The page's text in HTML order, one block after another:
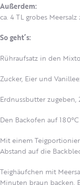
Außerdem:
ca. 4 TL grobes
So geht´s:
Rühraufsatz in den
Zucker, Eier und
Erdnussbutter
Den Backofen auf
Mit einem
Abstand auf die
Teighäufchen mit
Minuten braun backen.